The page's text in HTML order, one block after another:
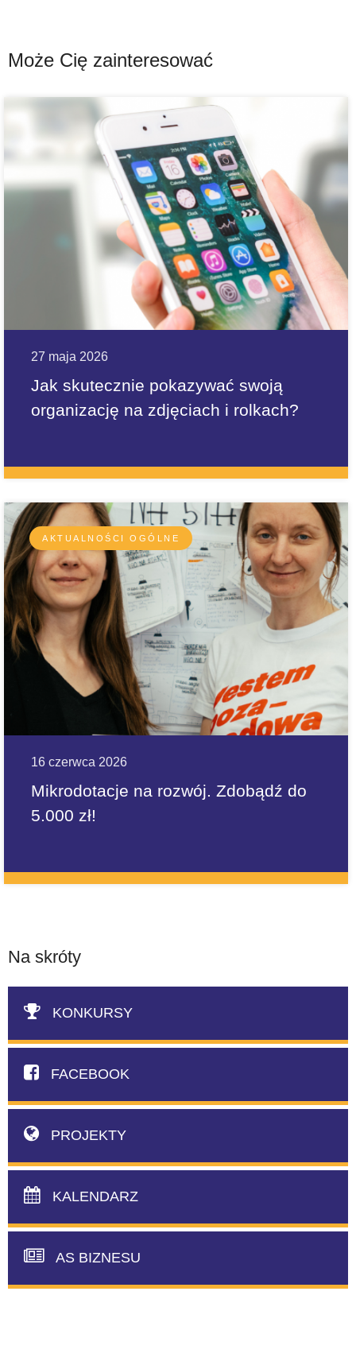
Może Cię zainteresować
27 maja 2026
Jak skutecznie pokazywać swoją
organizację na zdjęciach i rolkach?
AKTUALNOŚCI OGÓLNE
16 czerwca 2026
Mikrodotacje na rozwój. Zdobądź do
5.000 zł!
Na skróty
KONKURSY
FACEBOOK
PROJEKTY
KALENDARZ
AS BIZNESU